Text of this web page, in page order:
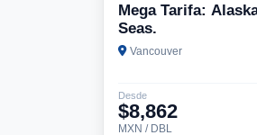
Mega Tarifa:
Seas.
Vancouver
Desde
$8,862
MXN / DBL